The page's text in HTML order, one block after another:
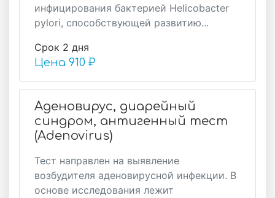
инфицирования бактерией Helicobacter
pylori, способствующей развитию...
Срок 2 дня
Цена 910 ₽
Аденовирус, диарейный
синдром, антигенный тест
(Adenovirus)
Тест направлен на выявление
возбудителя аденовирусной инфекции. В
основе исследования лежит